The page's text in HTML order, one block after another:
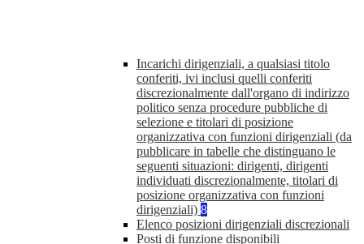
Incarichi dirigenziali, a qualsiasi titolo
conferiti, ivi inclusi quelli conferiti
discrezionalmente dall'organo di indirizzo
politico senza procedure pubbliche di
selezione e titolari di posizione
organizzativa con funzioni dirigenziali (da
pubblicare in tabelle che distinguano le
seguenti situazioni: dirigenti, dirigenti
individuati discrezionalmente, titolari di
posizione organizzativa con funzioni
dirigenziali) 8
Elenco posizioni dirigenziali discrezionali
Posti di funzione disponibili